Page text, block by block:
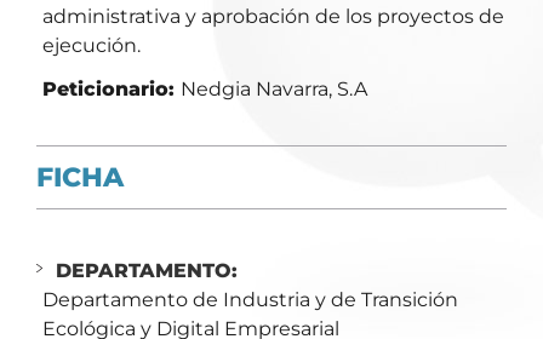
administrativa y aprobación de los proyectos de
ejecución.
Peticionario: Nedgia Navarra, S.A
FICHA
DEPARTAMENTO:
Departamento de Industria y de Transición
Ecológica y Digital Empresarial